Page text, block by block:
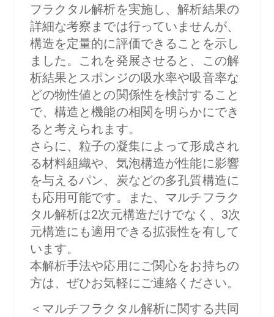
フラクタル解析を実施し、解析結果の
詳細な考察までは行っていませんが、
構造を定量的に評価できることを示し
ました。これを発展させると、この解
析結果とスポンジの吸水率や吸音率な
どの物性値との関係性を検討すること
で、構造と機能の相関を明らかにでき
ると考えられます。
さらに、粒子の凝集によって形成され
る材料組織や、気泡構造が性能に影響
を与えるパン、炭などの多孔質構造に
も応用可能です。また、マルチフラク
タル解析は2次元構造だけでなく、3次
元構造にも適用できる拡張性を有して
います。
本解析手法や応用にご関心をお持ちの
方は、ぜひお気軽にご連絡ください。
＜マルチフラクタル解析に関する共同